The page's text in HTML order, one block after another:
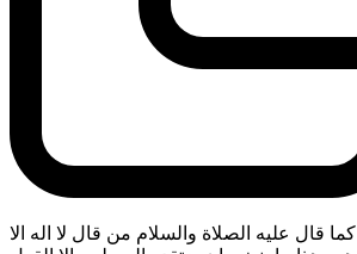
قال عليه الصلاة والسلام من قال لا اله الا